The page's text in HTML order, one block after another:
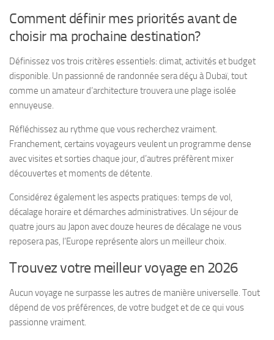
Comment définir mes priorités avant de
choisir ma prochaine destination?
Définissez vos trois critères essentiels: climat, activités et budget
disponible. Un passionné de randonnée sera déçu à Dubaï, tout
comme un amateur d’architecture trouvera une plage isolée
ennuyeuse.
Réfléchissez au rythme que vous recherchez vraiment.
Franchement, certains voyageurs veulent un programme dense
avec visites et sorties chaque jour, d’autres préfèrent mixer
découvertes et moments de détente.
Considérez également les aspects pratiques: temps de vol,
décalage horaire et démarches administratives. Un séjour de
quatre jours au Japon avec douze heures de décalage ne vous
reposera pas, l’Europe représente alors un meilleur choix.
Trouvez votre meilleur voyage en 2026
Aucun voyage ne surpasse les autres de manière universelle. Tout
dépend de vos préférences, de votre budget et de ce qui vous
passionne vraiment.